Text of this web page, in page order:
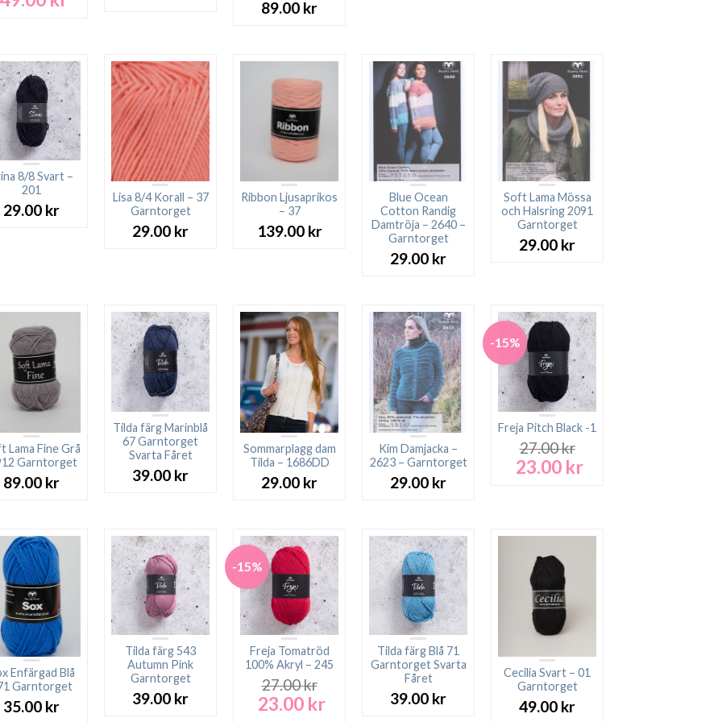
kr.
49.00 kr.
89.00 kr
8/8 Svart –
201
29.00 kr
Lisa 8/4 Korall – 37
Garntorget
29.00 kr
Ribbon Ljusaprikos
– 37
139.00 kr
Blue Ocean
Cotton Randig
Damtröja – 2640 –
Garntorget
29.00 kr
Soft Lama Mössa
och Halsring 2091
Garntorget
29.00 kr
Lama Fine Grå
Garntorget
89.00 kr
Tilda färg Marinblå
67 Garntorget
Svarta Fåret
39.00 kr
Sommarplagg dam
Tilda – 1686DD
29.00 kr
Kim Damjacka –
2623 – Garntorget
29.00 kr
-15%
Freja Pitch Black -1
27.00kr
Det
23.00 krDet
Enfärgad Blå
Garntorget
35.00 kr
Tilda färg 543
Autumn Pink
Garntorget
39.00 kr
-15%
Freja Tomatröd
100% Akryl – 245
27.00kr
Det
23.00 krDet
Tilda färg Blå 71
Garntorget Svarta
Fåret
39.00 kr
Cecilia Svart – 01
Garntorget
49.00 kr